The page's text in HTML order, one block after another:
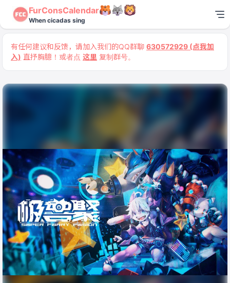
FurConsCalendar
When cicadas sing
有任何建议和反馈，请加入我们的QQ群聊 630572929 (点我加
入) 直抒胸臆！或者点 这里 复制群号。